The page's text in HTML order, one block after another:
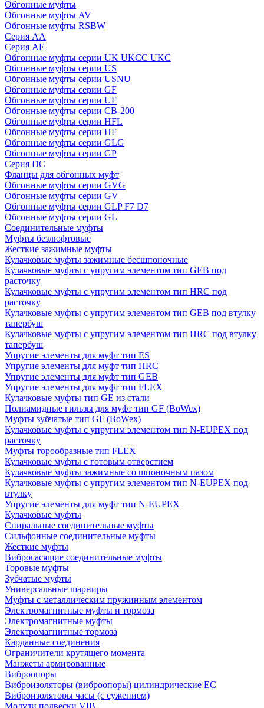
Обгонные муфты
Обгонные муфты AV
Обгонные муфты RSBW
Серия AA
Серия AE
Обгонные муфты серии UK UKCC UKC
Обгонные муфты серии US
Обгонные муфты серии USNU
Обгонные муфты серии GF
Обгонные муфты серии UF
Обгонные муфты серии CB-200
Обгонные муфты серии HFL
Обгонные муфты серии HF
Обгонные муфты серии GLG
Обгонные муфты серии GP
Серия DC
Фланцы для обгонных муфт
Обгонные муфты серии GVG
Обгонные муфты серии GV
Обгонные муфты серии GLP F7 D7
Обгонные муфты серии GL
Соединительные муфты
Муфты безлюфтовые
Жесткие зажимные муфты
Кулачковые муфты зажимные бесшпоночные
Кулачковые муфты с упругим элементом тип GEB под
расточку
Кулачковые муфты с упругим элементом тип HRC под
расточку
Кулачковые муфты с упругим элементом тип GEB под втулку
тапербуш
Кулачковые муфты с упругим элементом тип HRC под втулку
тапербуш
Упругие элементы для муфт тип ES
Упругие элементы для муфт тип HRC
Упругие элементы для муфт тип GEB
Упругие элементы для муфт тип FLEX
Кулачковые муфты тип GE из стали
Полиамидные гильзы для муфт тип GF (BoWex)
Муфты зубчатые тип GF (BoWex)
Кулачковые муфты с упругим элементом тип N-EUPEX под
расточку
Муфты торообразные тип FLEX
Кулачковые муфты с готовым отверстием
Кулачковые муфты зажимные со шпоночным пазом
Кулачковые муфты с упругим элементом тип N-EUPEX под
втулку
Упругие элементы для муфт тип N-EUPEX
Кулачковые муфты
Спиральные соединительные муфты
Сильфонные соединительные муфты
Жесткие муфты
Виброгасящие соединительные муфты
Торовые муфты
Зубчатые муфты
Универсальные шарниры
Муфты с металлическим пружинным элементом
Электромагнитные муфты и тормоза
Электромагнитные муфты
Электромагнитные тормоза
Карданные соединения
Ограничители крутящего момента
Манжеты армированные
Виброопоры
Виброизоляторы (виброопоры) цилиндрические EC
Виброизоляторы часы (с сужением)
Модули подвески VIB